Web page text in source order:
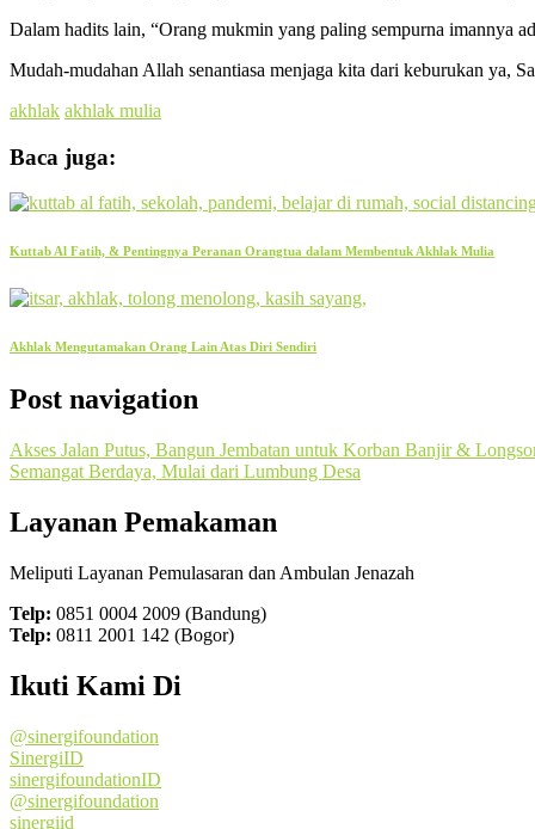
Dalam hadits lain, “Orang mukmin yang paling sempurna imannya
Mudah-mudahan Allah senantiasa menjaga kita dari keburukan ya,
akhlak akhlak mulia
Baca juga:
Kuttab Al Fatih, & Pentingnya Peranan Orangtua dalam Membentuk Akhlak Mulia
Akhlak Mengutamakan Orang Lain Atas Diri Sendiri
Post navigation
Akses Jalan Putus, Bangun Jembatan untuk Korban Banjir &
Semangat Berdaya, Mulai dari Lumbung Desa
Layanan Pemakaman
Meliputi Layanan Pemulasaran dan Ambulan Jenazah
Telp: 0851 0004 2009 (Bandung)
Telp: 0811 2001 142 (Bogor)
Ikuti Kami Di
@sinergifoundation
SinergiID
sinergifoundationID
@sinergifoundation
sinergiid